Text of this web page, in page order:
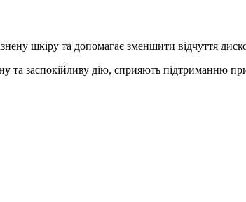
шкіру та допомагає зменшити відчуття
та заспокійливу дію, сприяють підтриманню